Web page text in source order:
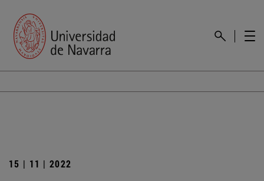
15 | 11 | 2022